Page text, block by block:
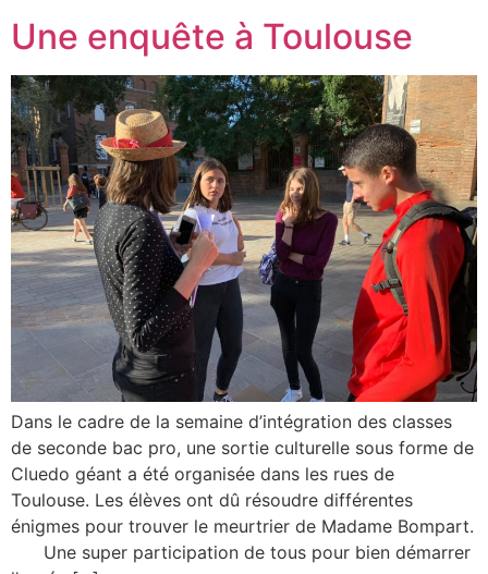
Une enquête à Toulouse
Dans le cadre de la semaine d’intégration des classes
de seconde bac pro, une sortie culturelle sous forme de
Cluedo géant a été organisée dans les rues de
Toulouse. Les élèves ont dû résoudre différentes
énigmes pour trouver le meurtrier de Madame Bompart.
Une super participation de tous pour bien démarrer